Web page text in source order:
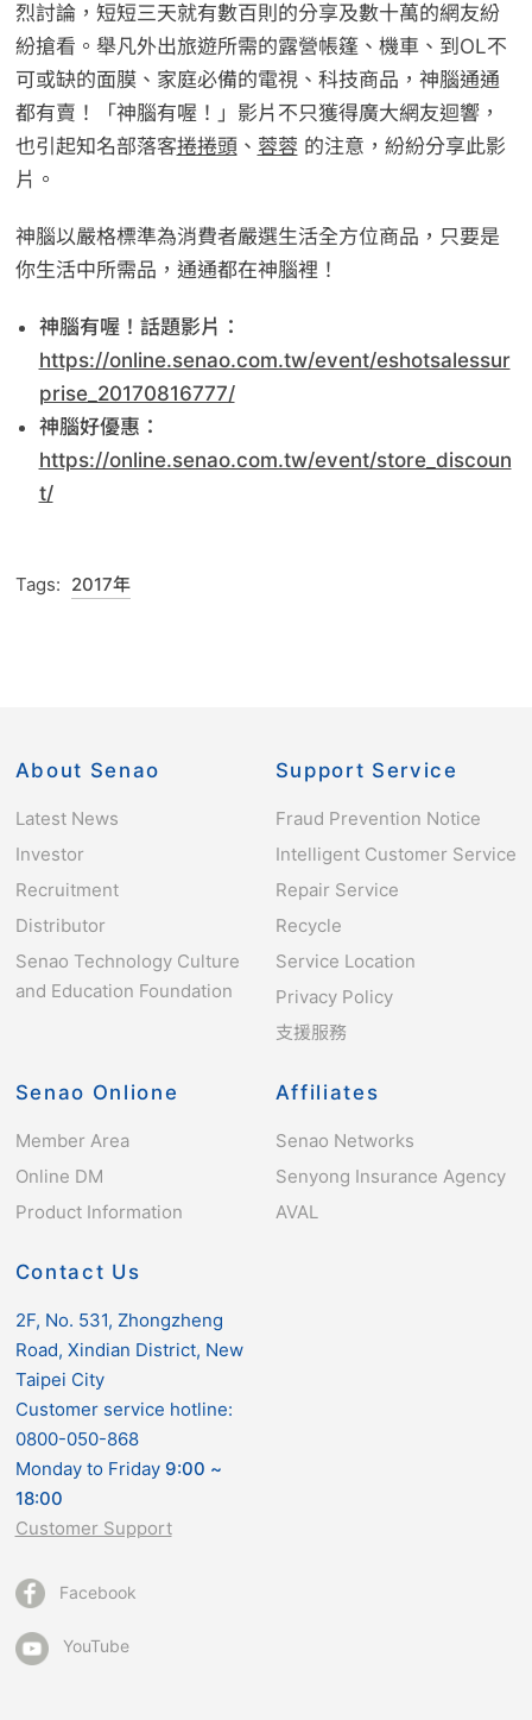
烈討論，短短三天就有數百則的分享及數十萬的網友紛
紛搶看。舉凡外出旅遊所需的露營帳篷、機車、到OL不
可或缺的面膜、家庭必備的電視、科技商品，神腦通通
都有賣！「神腦有喔！」影片不只獲得廣大網友迴響，
也引起知名部落客捲捲頭、 蓉蓉 的注意，紛紛分享此影
片。
神腦以嚴格標準為消費者嚴選生活全方位商品，只要是
你生活中所需品，通通都在神腦裡！
神腦有喔！話題影片：
https://online.senao.com.tw/event/eshotsalessur
prise_20170816777/
神腦好優惠：
https://online.senao.com.tw/event/store_discoun
t/
Tags: 2017年
About Senao
Latest News
Investor
Recruitment
Distributor
Senao Technology Culture
and Education Foundation
Support Service
Fraud Prevention Notice
Intelligent Customer Service
Repair Service
Recycle
Service Location
Privacy Policy
支援服務
Senao Onlione
Member Area
Online DM
Product Information
Affiliates
Senao Networks
Senyong Insurance Agency
AVAL
Contact Us
2F, No. 531, Zhongzheng
Road, Xindian District, New
Taipei City
Customer service hotline:
0800-050-868
Monday to Friday 9:00 ~
18:00
Customer Support
Facebook
YouTube